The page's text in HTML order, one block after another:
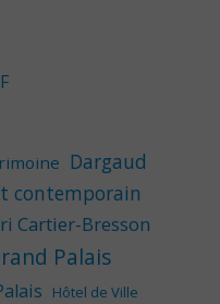
Dargaud
contemporain
Cartier-Bresson
Palais
Hôtel de Ville